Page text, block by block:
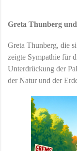
Greta Thunberg
Greta Thunberg, die
zeigte Sympathie für
Unterdrückung der
der Natur und der